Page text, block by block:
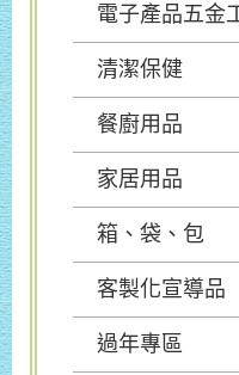
電子產品五金
清潔保健
餐廚用品
家居用品
箱、袋、包
客製化宣導品
過年專區